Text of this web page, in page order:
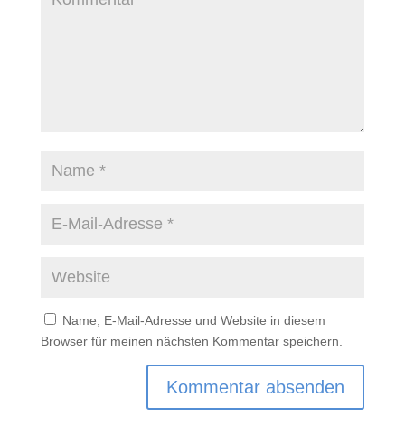
Name, E-Mail-Adresse und Website in diesem
Browser für meinen nächsten Kommentar speichern.